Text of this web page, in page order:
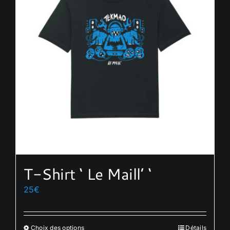
T-Shirt ‘ Le Maill’ ‘
25€
Choix des options Détails